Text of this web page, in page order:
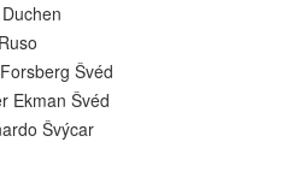
Švéd
Ekman Švéd
Švýcar